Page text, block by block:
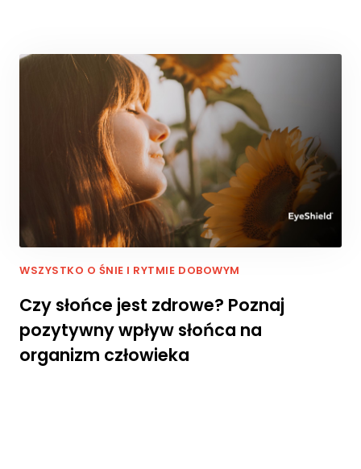
WSZYSTKO O ŚNIE I RYTMIE DOBOWYM
Czy słońce jest zdrowe? Poznaj
pozytywny wpływ słońca na
organizm człowieka